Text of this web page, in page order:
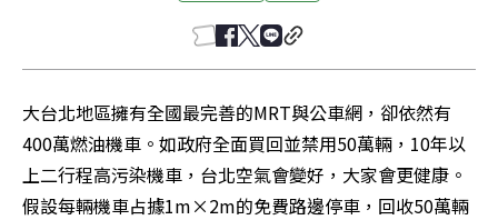
大台北地區擁有全國最完善的MRT與公車網，卻依然有
400萬燃油機車。如政府全面買回並禁用50萬輛，10年以
上二行程高污染機車，台北空氣會變好，大家會更健康。
假設每輛機車占據1m×2m的免費路邊停車，回收50萬輛